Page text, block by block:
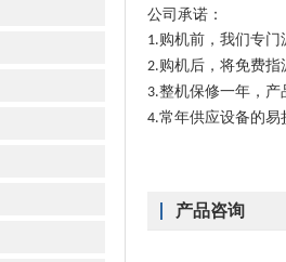
公司承诺：
1.购机前，我们专
2.购机后，将免费
3.整机保修一年，产
4.常年供应设备的易
产品咨询